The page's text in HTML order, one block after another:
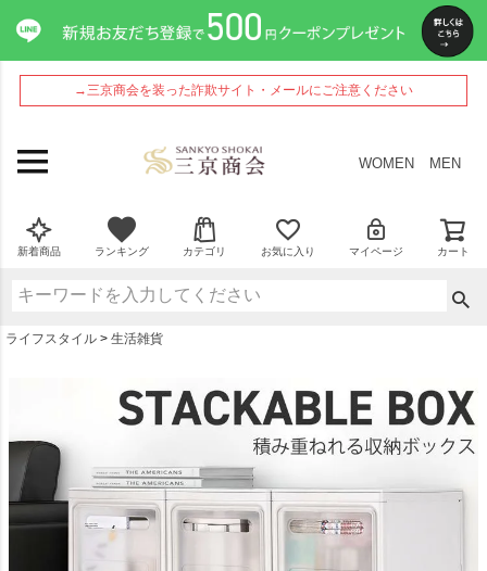
→三京商会を装った詐欺サイト・メールにご注意ください
WOMEN MEN
新着商品 ランキング カテゴリ お気に入り マイページ カート
ライフスタイル 生活雑貨
ペー
ジト
ップ
へ